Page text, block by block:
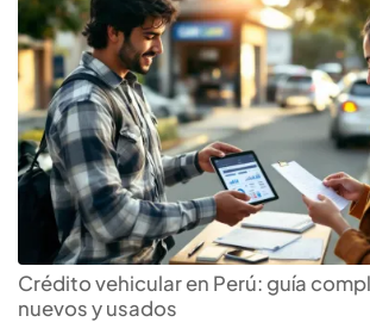
Crédito vehicular en Perú: guía
nuevos y usados